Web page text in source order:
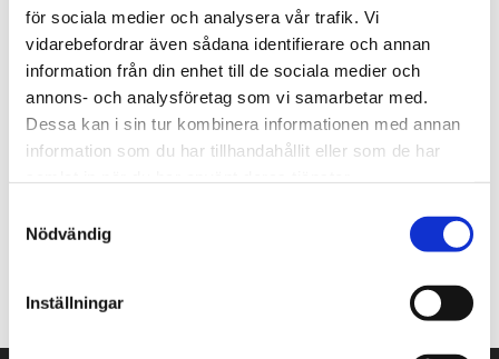
för sociala medier och analysera vår trafik. Vi
vidarebefordrar även sådana identifierare och annan
information från din enhet till de sociala medier och
annons- och analysföretag som vi samarbetar med.
Dessa kan i sin tur kombinera informationen med annan
information som du har tillhandahållit eller som de har
Nödvändig
Inställningar
Bänkskiva 3
19 900,00 kr
Bänkskiva